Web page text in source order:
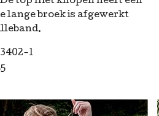
lange broek is afgewerkt
1